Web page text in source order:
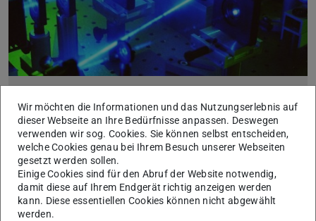
Theoretische Quantenoptik, Quantendynamik
und experimentelle Anwendung in der
Kernphysik
17.11.2023
Prof. Dr. E. Giese, Prof. Dr. R. Walser, Prof. Dr. W.
Nörtershäuser
Attraktive Physik 17.11.2023 – Einblick in die vielfältige
Forschungslandschaft am Fachbereich Physik
Wir möchten die Informationen und das Nutzungserlebnis auf
dieser Webseite an Ihre Bedürfnisse anpassen. Deswegen
verwenden wir sog. Cookies. Sie können selbst entscheiden,
welche Cookies genau bei Ihrem Besuch unserer Webseiten
gesetzt werden sollen.
Einige Cookies sind für den Abruf der Website notwendig,
damit diese auf Ihrem Endgerät richtig anzeigen werden
kann. Diese essentiellen Cookies können nicht abgewählt
werden.